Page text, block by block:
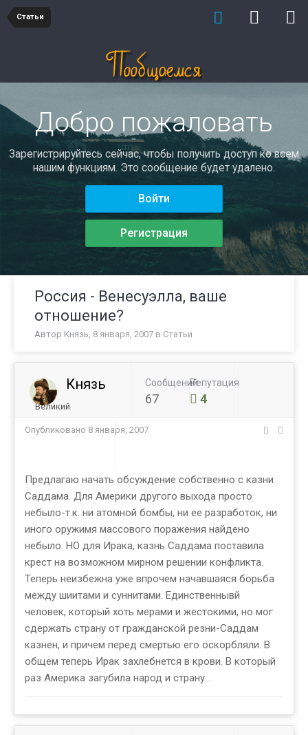
Статьи
Добро пожаловать
Зарегистрируйтесь сейчас, чтобы получить доступ ко всем
нашим функциям. Это сообщение будет удалено.
Войти
Регистрация
Россия - Венесуэлла, ваше
отношение?
Автор Князь, 8 января, 2007 в Статьи
Князь
Великий
Сообщений
67
Репутация
4
Опубликовано 8 января, 2007
Предлагаю начать обсуждение собственно с казни
Саддама. Для Америки другого выхода просто
небыло-т.к. ни атомной бомбы, ни ее разработок, ни
иного оружимя массового поражения найдено
небыло. НО для Ирака, казнь Саддама поставила
крест на возможном мирном решении конфликта.
Теперь неизбежна уже впрочем начавшаяся борьба
между шиитами и суннитами. Единственнывй
человек, который хоть мерами и жестокими, но мог
сдержать страну от гражданской резни-Саддам
казнен, и причем перед смертью его оскорбляли. В
общем теперь Ирак захлебнется в крови. В который
раз Америка загубила народ и страну...